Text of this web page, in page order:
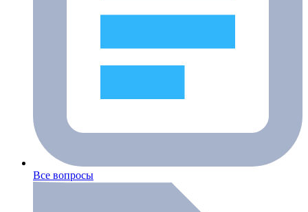
Все вопросы